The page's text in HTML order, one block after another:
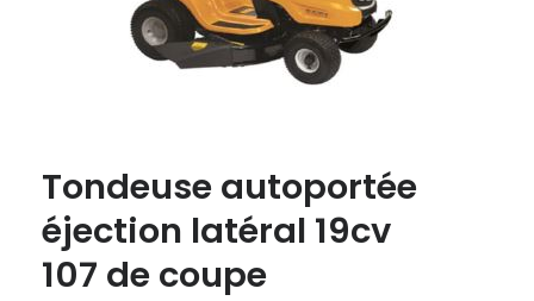
Tondeuse autoportée
éjection latéral 19cv
107 de coupe